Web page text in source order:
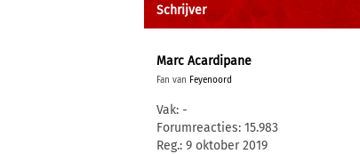
Schrijver
Marc Acardipane
Fan van Feyenoord
Vak: -
Forumreacties: 15.983
Reg.: 9 oktober 2019